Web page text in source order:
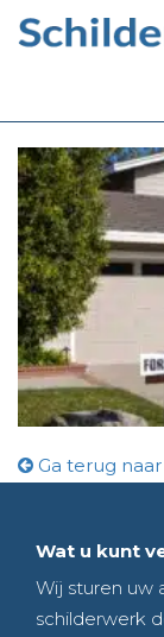
Ga terug naar
Ga terug
Wat u kunt
Wij sturen uw
schilderwerk